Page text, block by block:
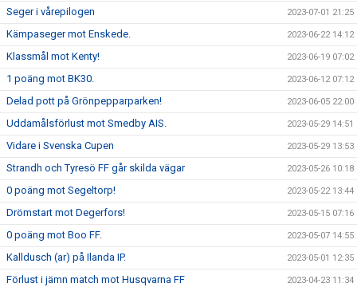
Seger i vårepilogen 2023-07-01 21:25
Kämpaseger mot Enskede. 2023-06-22 14:12
Klassmål mot Kenty! 2023-06-19 07:02
1 poäng mot BK30. 2023-06-12 07:12
Delad pott på Grönpepparparken! 2023-06-05 22:00
Uddamålsförlust mot Smedby AIS. 2023-05-29 14:51
Vidare i Svenska Cupen 2023-05-29 13:53
Strandh och Tyresö FF går skilda vägar 2023-05-26 10:18
0 poäng mot Segeltorp! 2023-05-22 13:44
Drömstart mot Degerfors! 2023-05-15 07:16
0 poäng mot Boo FF. 2023-05-07 14:55
Kalldusch (ar) på Ilanda IP. 2023-05-01 12:35
Förlust i jämn match mot Husqvarna FF 2023-04-23 11:34